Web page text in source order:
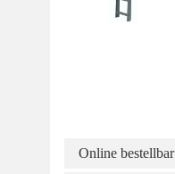
Online bestellbar